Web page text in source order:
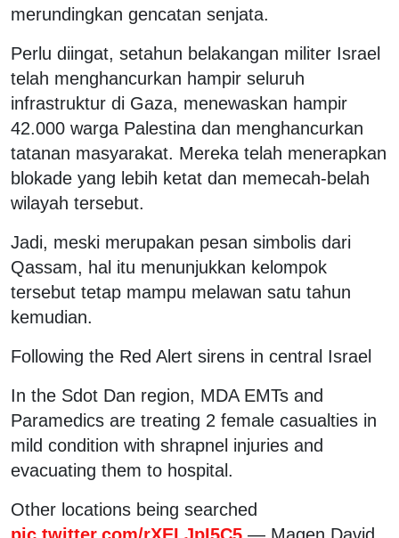
merundingkan gencatan senjata.
Perlu diingat, setahun belakangan militer Israel
telah menghancurkan hampir seluruh
infrastruktur di Gaza, menewaskan hampir
42.000 warga Palestina dan menghancurkan
tatanan masyarakat. Mereka telah menerapkan
blokade yang lebih ketat dan memecah-belah
wilayah tersebut.
Jadi, meski merupakan pesan simbolis dari
Qassam, hal itu menunjukkan kelompok
tersebut tetap mampu melawan satu tahun
kemudian.
Following the Red Alert sirens in central Israel
In the Sdot Dan region, MDA EMTs and
Paramedics are treating 2 female casualties in
mild condition with shrapnel injuries and
evacuating them to hospital.
Other locations being searched